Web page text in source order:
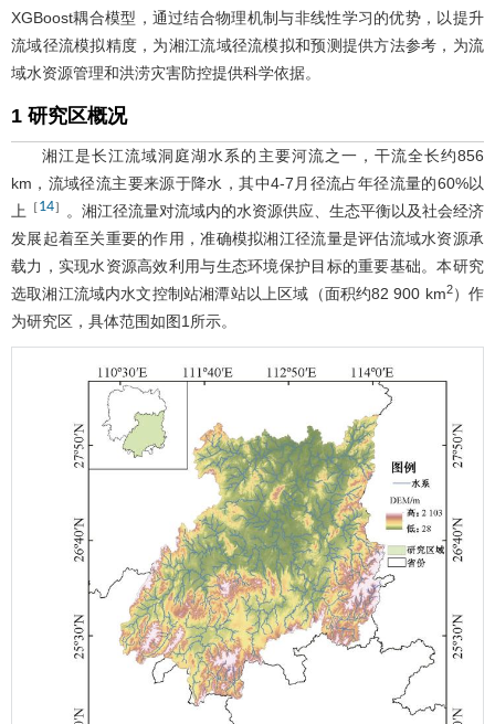
XGBoost耦合模型，通过结合物理机制与非线性学习的优势，以提升
流域径流模拟精度，为湘江流域径流模拟和预测提供方法参考，为流
域水资源管理和洪涝灾害防控提供科学依据。
1 研究区概况
湘江是长江流域洞庭湖水系的主要河流之一，干流全长约856
km，流域径流主要来源于降水，其中4-7月径流占年径流量的60%以
上
［14］
。湘江径流量对流域内的水资源供应、生态平衡以及社会经济
发展起着至关重要的作用，准确模拟湘江径流量是评估流域水资源承
载力，实现水资源高效利用与生态环境保护目标的重要基础。本研究
选取湘江流域内水文控制站湘潭站以上区域（面积约82 900 km2）作
为研究区，具体范围如图1 所示。